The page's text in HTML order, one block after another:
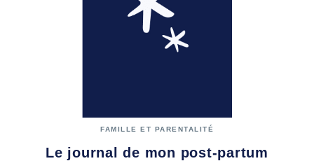
FAMILLE ET PARENTALITÉ
Le journal de mon post-partum